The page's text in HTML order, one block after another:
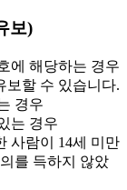
보)
에 해당하는 경우
보할 수 있습니다.
경우
는 경우
사람이 14세 미만
를 득하지 않았